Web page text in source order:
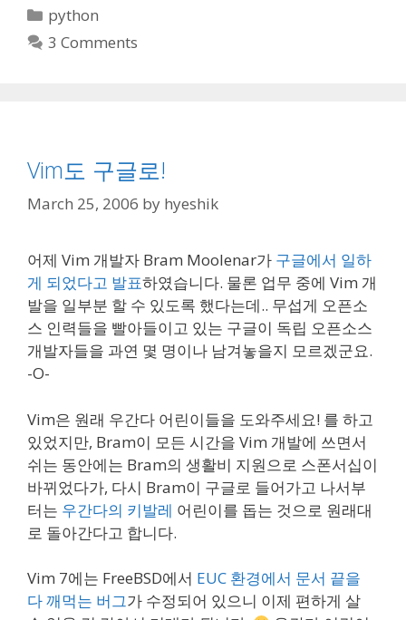
Categories
python
3 Comments
Vim도 구글로!
March 25, 2006 by hyeshik
어제 Vim 개발자 Bram Moolenar가 구글에서 일하
게 되었다고 발표하였습니다. 물론 업무 중에 Vim 개
발을 일부분 할 수 있도록 했다는데.. 무섭게 오픈소
스 인력들을 빨아들이고 있는 구글이 독립 오픈소스
개발자들을 과연 몇 명이나 남겨놓을지 모르겠군요.
-O-
Vim은 원래 우간다 어린이들을 도와주세요! 를 하고
있었지만, Bram이 모든 시간을 Vim 개발에 쓰면서
쉬는 동안에는 Bram의 생활비 지원으로 스폰서십이
바뀌었다가, 다시 Bram이 구글로 들어가고 나서부
터는 우간다의 키발레 어린이를 돕는 것으로 원래대
로 돌아간다고 합니다.
Vim 7에는 FreeBSD에서 EUC 환경에서 문서 끝을
다 깨먹는 버그가 수정되어 있으니 이제 편하게 살